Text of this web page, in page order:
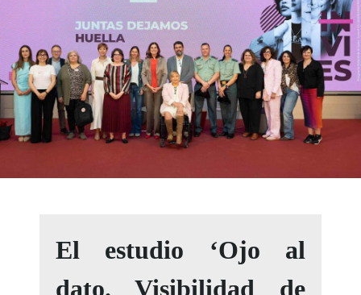
El estudio ‘Ojo al
dato. Visibilidad de